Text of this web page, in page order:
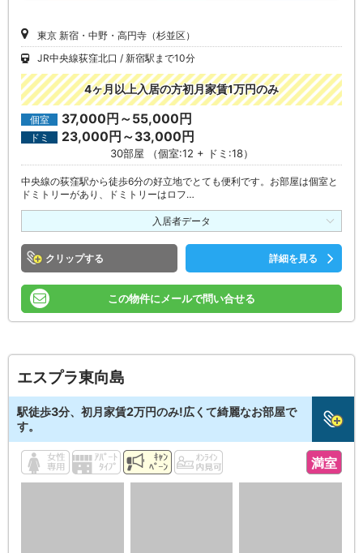
東京 新宿・中野・高円寺（杉並区）
JR中央線荻窪北口
新宿駅まで10分
4ヶ月以上入居の方初月家賃1万円のみ
個室 37,000円～55,000円
ドミ 23,000円～33,000円
30部屋 （個室:12 + ドミ:18）
中央線の荻窪駅から徒歩6分の好立地でとても便利です。お部屋は個室と
ドミトリーがあり、ドミトリーはロフ…
入居者データ
クリップ 詳細を見る
この物件にメールで問い合せる
エスプラ東向島
駅徒歩3分、初月家賃2万円のみ!広くて綺麗なお部屋で
す。
満室